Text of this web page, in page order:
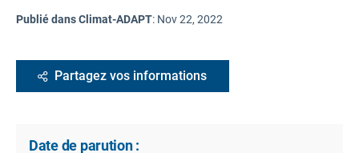
Publié dans Climat-ADAPT: Nov 22, 2022
Partagez vos informations
Date de parution :